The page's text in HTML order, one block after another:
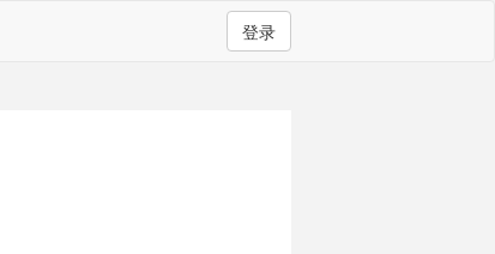
登录